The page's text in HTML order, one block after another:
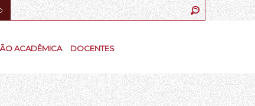
ACADÊMICA DOCENTES